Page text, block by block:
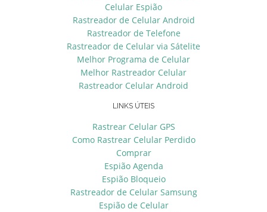
Celular Espião
Rastreador de Celular Android
Rastreador de Telefone
Rastreador de Celular via Sátelite
Melhor Programa de Celular
Melhor Rastreador Celular
Rastreador Celular Android
LINKS ÚTEIS
Rastrear Celular GPS
Como Rastrear Celular Perdido
Comprar
Espião Agenda
Espião Bloqueio
Rastreador de Celular Samsung
Espião de Celular